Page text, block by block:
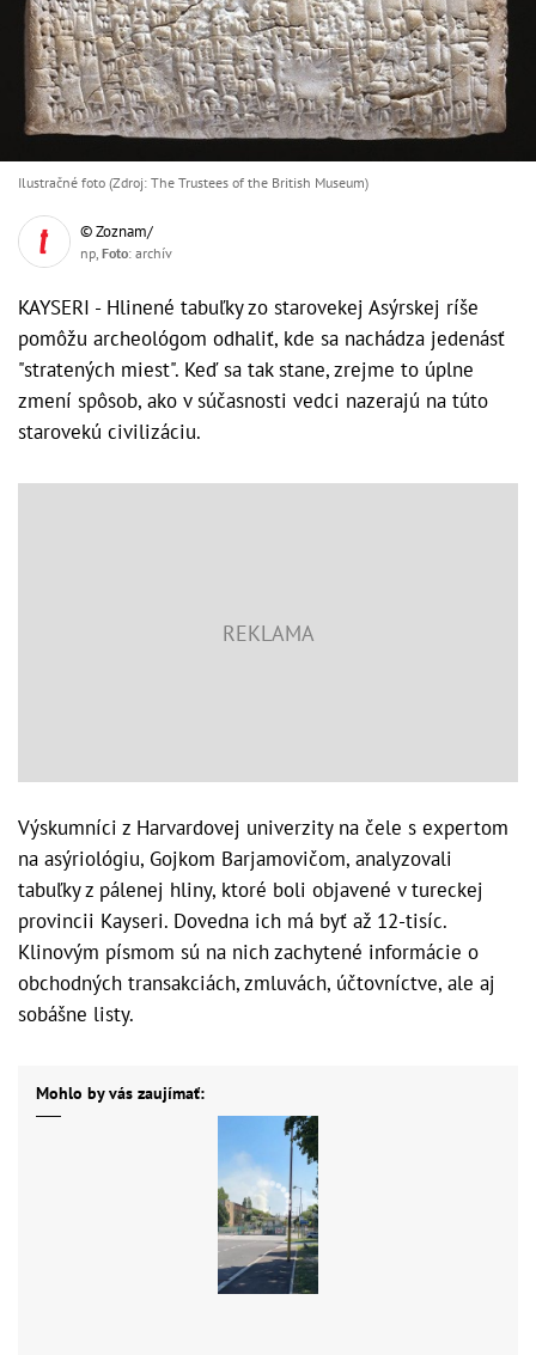
Ilustračné foto (Zdroj: The Trustees of the British Museum)
© Zoznam/
np, Foto: archív
KAYSERI - Hlinené tabuľky zo starovekej Asýrskej ríše
pomôžu archeológom odhaliť, kde sa nachádza jedenásť
"stratených miest". Keď sa tak stane, zrejme to úplne
zmení spôsob, ako v súčasnosti vedci nazerajú na túto
starovekú civilizáciu.
Výskumníci z Harvardovej univerzity na čele s expertom
na asýriológiu, Gojkom Barjamovičom, analyzovali
tabuľky z pálenej hliny, ktoré boli objavené v tureckej
provincii Kayseri. Dovedna ich má byť až 12-tisíc.
Klinovým písmom sú na nich zachytené informácie o
obchodných transakciách, zmluvách, účtovníctve, ale aj
sobášne listy.
Mohlo by vás zaujímať: